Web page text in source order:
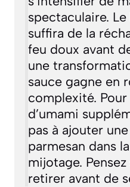
spectaculaire.
suffira de la
feu doux avant
une
sauce gagne en
complexité.
d’umami
pas à ajouter
parmesan dans
mijotage.
retirer avant de